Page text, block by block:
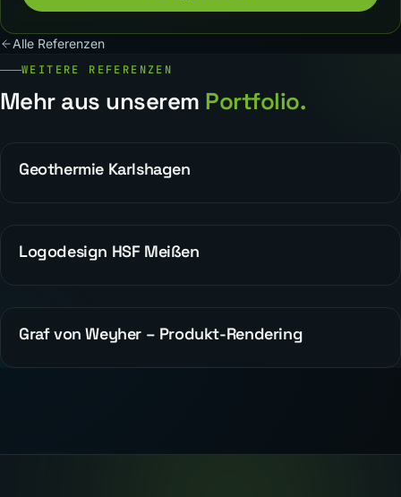
Alle Referenzen
WEITERE REFERENZEN
Mehr aus unserem Portfolio.
WEBDESIGN
Geothermie Karlshagen
WEBDESIGN
Logodesign HSF Meißen
WEBDESIGN
Graf von Weyher – Produkt-Rendering